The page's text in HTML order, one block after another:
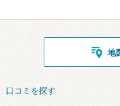
地
口コミを探す